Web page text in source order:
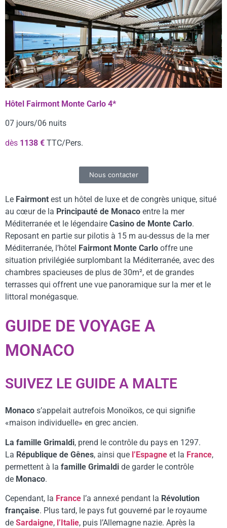
Hôtel Fairmont Monte Carlo 4*
07 jours/06 nuits
dès 1138 € TTC/Pers.
Nous contacter
Le Fairmont est un hôtel de luxe et de congrès unique, situé
au cœur de la Principauté de Monaco entre la mer
Méditerranée et le légendaire Casino de Monte Carlo.
Reposant en partie sur pilotis à 15 m au-dessus de la mer
Méditerranée, l’hôtel Fairmont Monte Carlo offre une
situation privilégiée surplombant la Méditerranée, avec des
chambres spacieuses de plus de 30m², et de grandes
terrasses qui offrent une vue panoramique sur la mer et le
littoral monégasque.
GUIDE DE VOYAGE A
MONACO
SUIVEZ LE GUIDE A MALTE
Monaco s’appelait autrefois Monoïkos, ce qui signifie
«maison individuelle» en grec ancien.
La famille Grimaldi, prend le contrôle du pays en 1297.
La République de Gênes, ainsi que l’Espagne et la France,
permettent à la famille Grimaldi de garder le contrôle
de Monaco.
Cependant, la France l’a annexé pendant la Révolution
française. Plus tard, le pays fut gouverné par le royaume
de Sardaigne, l’Italie, puis l’Allemagne nazie. Après la